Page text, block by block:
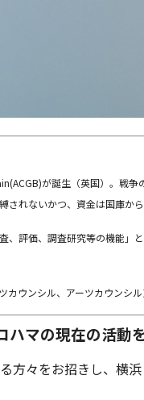
が誕生（英国）。戦
れないかつ、資金は国庫か
、評価、調査研究等の機能」
ウンシル、アーツカウンシ
マの現在の活動
方々をお招きし、横